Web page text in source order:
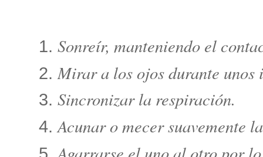
Sonreír, manteniendo el
Mirar a los ojos durante unos
Sincronizar la respiración.
Acunar o mecer suavemente